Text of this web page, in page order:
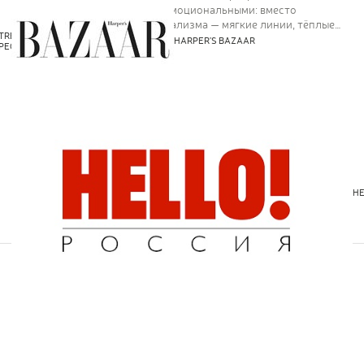
PEOPLE
HARPER’S BAZAAR
более живыми и эмоциональными: вместо
холодного минимализма — мягкие линии, тёплые
оттенки, игра света и рельефа. Золото, камень,
дерево и металл превращаются в язык
популярных рубрик – WishList можно увидеть
и захотеть стильные кашпо и вазы нашей новой
эффектной коллекции Treez Effectory – Savage
Garden.